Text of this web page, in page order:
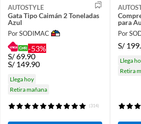
AUTOSTYLE
Gata Tipo Caimán 2 Toneladas
Azul
Por SODIMAC
-53%
S/69.90
S/ 149.90
Llega hoy
Retira mañana
(314)
para
Por
S/
Llega
Retira